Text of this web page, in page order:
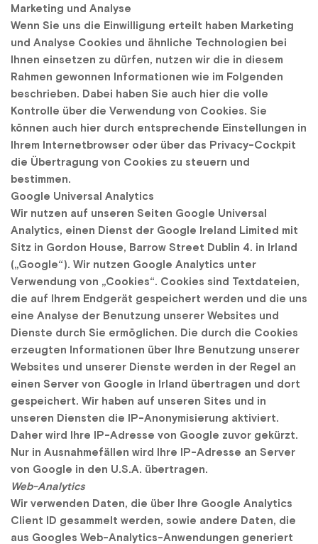
Marketing und Analyse
Wenn Sie uns die Einwilligung erteilt haben Marketing
und Analyse Cookies und ähnliche Technologien bei
Ihnen einsetzen zu dürfen, nutzen wir die in diesem
Rahmen gewonnen Informationen wie im Folgenden
beschrieben. Dabei haben Sie auch hier die volle
Kontrolle über die Verwendung von Cookies. Sie
können auch hier durch entsprechende Einstellungen in
Ihrem Internetbrowser oder über das Privacy-Cockpit
die Übertragung von Cookies zu steuern und
bestimmen.
Google Universal Analytics
Wir nutzen auf unseren Seiten Google Universal
Analytics, einen Dienst der Google Ireland Limited mit
Sitz in Gordon House, Barrow Street Dublin 4. in Irland
(„Google“). Wir nutzen Google Analytics unter
Verwendung von „Cookies“. Cookies sind Textdateien,
die auf Ihrem Endgerät gespeichert werden und die uns
eine Analyse der Benutzung unserer Websites und
Dienste durch Sie ermöglichen. Die durch die Cookies
erzeugten Informationen über Ihre Benutzung unserer
Websites und unserer Dienste werden in der Regel an
einen Server von Google in Irland übertragen und dort
gespeichert. Wir haben auf unseren Sites und in
unseren Diensten die IP-Anonymisierung aktiviert.
Daher wird Ihre IP-Adresse von Google zuvor gekürzt.
Nur in Ausnahmefällen wird Ihre IP-Adresse an Server
von Google in den U.S.A. übertragen.
Web-Analytics
Wir verwenden Daten, die über Ihre Google Analytics
Client ID gesammelt werden, sowie andere Daten, die
aus Googles Web-Analytics-Anwendungen generiert